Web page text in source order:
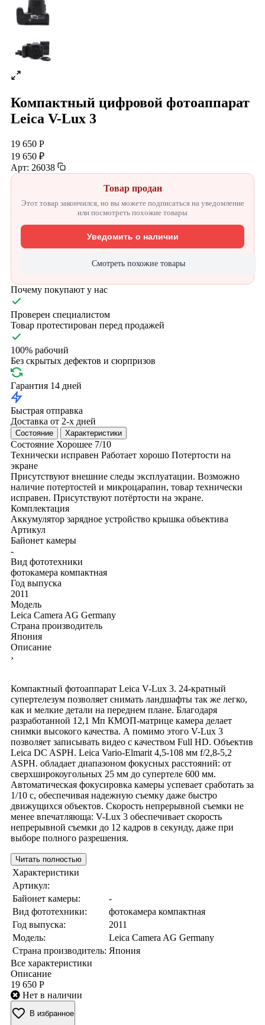
Компактный цифровой фотоаппарат
Leica V-Lux 3
19 650 Р
19 650 ₽
Арт: 26038
Товар продан
Этот товар закончился, но вы можете подписаться на уведомление
или посмотреть похожие товары
Уведомить о наличии
Смотреть похожие товары
Почему покупают у нас
Проверен специалистом
Товар протестирован перед продажей
100% рабочий
Без скрытых дефектов и сюрпризов
Гарантия 14 дней
Быстрая отправка
Доставка от 2-х дней
Состояние Характеристики
Состояние Хорошее 7/10
Технически исправен Работает хорошо Потертости на
экране
Присутствуют внешние следы эксплуатации. Возможно
наличие потертостей и микроцарапин, товар технически
исправен. Присутствуют потёртости на экране.
Комплектация
Аккумулятор зарядное устройство крышка объектива
Артикул
Байонет камеры
-
Вид фототехники
фотокамера компактная
Год выпуска
2011
Модель
Leica Camera AG Germany
Страна производитель
Япония
Описание
›
Компактный фотоаппарат Leica V-Lux 3. 24-кратный
супертелезум позволяет снимать ландшафты так же легко,
как и мелкие детали на переднем плане. Благодаря
разработанной 12,1 Мп КМОП-матрице камера делает
снимки высокого качества. А помимо этого V-Lux 3
позволяет записывать видео с качеством Full HD. Объектив
Leica DC ASPH. Leica Vario-Elmarit 4,5-108 мм f/2,8-5,2
ASPH. обладает диапазоном фокусных расстояний: от
сверхширокоугольных 25 мм до супертеле 600 мм.
Автоматическая фокусировка камеры успевает сработать за
1/10 с, обеспечивая надежную съемку даже быстро
движущихся объектов. Скорость непрерывной съемки не
менее впечатляюща: V-Lux 3 обеспечивает скорость
непрерывной съемки до 12 кадров в секунду, даже при
выборе полного разрешения.
Читать полностью
Характеристики
Артикул:
Байонет камеры:
-
Вид фототехники:
фотокамера компактная
Год выпуска:
2011
Модель:
Leica Camera AG Germany
Страна производитель: Япония
Все характеристики
Описание
19 650 Р
Нет в наличии
В избранное